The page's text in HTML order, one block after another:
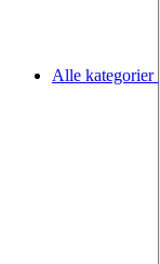
Alle kategorier